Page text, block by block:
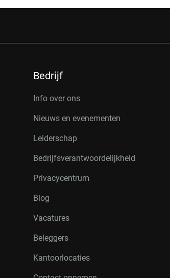
Bedrijf
Info over ons
Nieuws en evenementen
Leiderschap
Bedrijfsverantwoordelijkheid
Privacycentrum
Blog
Vacatures
Beleggers
Kantoorlocaties